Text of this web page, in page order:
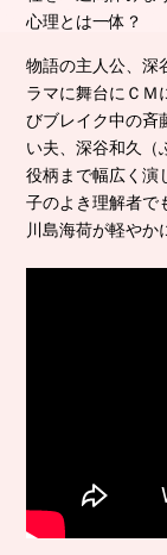
心理とは一体？
物語の主人公、深
ラマに舞台にＣＭ
びブレイク中の斉
い夫、深谷和久（
役柄まで幅広く演
子のよき理解者で
川島海荷が軽やか